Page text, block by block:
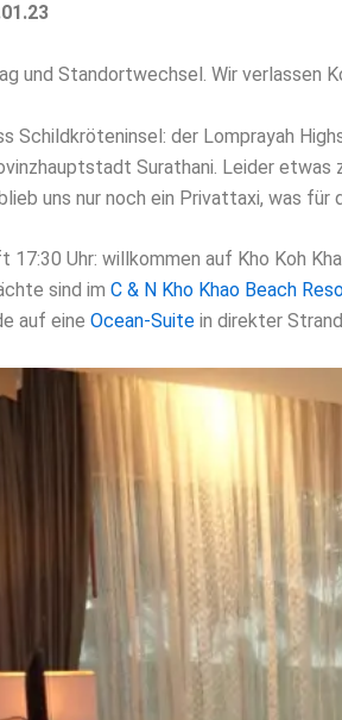
und Standortwechsel. Wir verlassen
Schildkröteninsel: der Lomprayah
Surathani. Leider etwas
uns nur noch ein Privattaxi, was
17:30 Uhr: willkommen auf Kho Koh
sind im C & N Kho Khao Beach
auf eine Ocean-Suite in direkter